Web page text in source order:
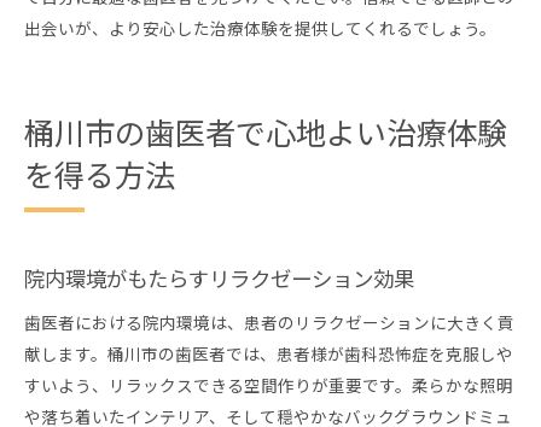
出会いが、より安心した治療体験を提供してくれるでしょう。
桶川市の歯医者で心地よい治療体験
を得る方法
院内環境がもたらすリラクゼーション効果
歯医者における院内環境は、患者のリラクゼーションに大きく貢
献します。桶川市の歯医者では、患者様が歯科恐怖症を克服しや
すいよう、リラックスできる空間作りが重要です。柔らかな照明
や落ち着いたインテリア、そして穏やかなバックグラウンドミュ